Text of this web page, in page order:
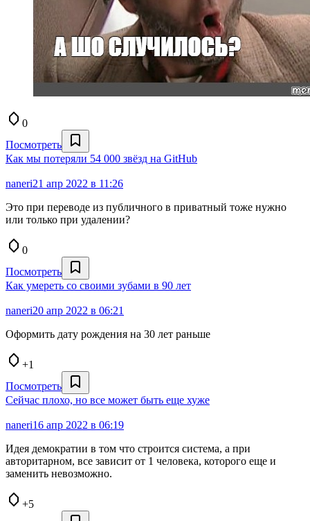
0
Посмотреть
Как мы потеряли 54 000 звёзд на GitHub
naneri21 апр 2022 в 11:26
Это при переводе из публичного в приватный тоже нужно
или только при удалении?
0
Посмотреть
Как умереть со своими зубами в 90 лет
naneri20 апр 2022 в 06:21
Оформить дату рождения на 30 лет раньше
+1
Посмотреть
Сейчас плохо, но все может быть еще хуже
naneri16 апр 2022 в 06:19
Идея демократии в том что строится система, а при
авторитарном, все зависит от 1 человека, которого еще и
заменить невозможно.
+5